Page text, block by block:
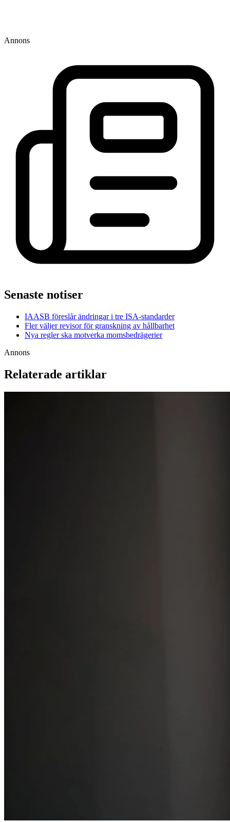
Annons
Senaste notiser
IAASB föreslår ändringar i tre ISA-standarder
Fler väljer revisor för granskning av hållbarhet
Nya regler ska motverka momsbedrägerier
Annons
Relaterade artiklar